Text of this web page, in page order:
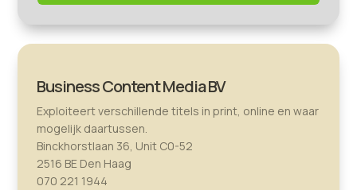
Business Content Media BV
Exploiteert verschillende titels in print, online en waar
mogelijk daartussen.
Binckhorstlaan 36, Unit C0-52
2516 BE Den Haag
070 221 1944